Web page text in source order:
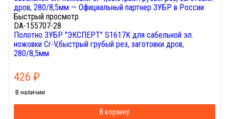
Быстрый просмотр
DA-155707-28
Полотно ЗУБР "ЭКСПЕРТ" S1617K для сабельной эл.
ножовки Cr-V,быстрый грубый рез, заготовки дров,
280/8,5мм
426 ₽
В наличии
В корзину